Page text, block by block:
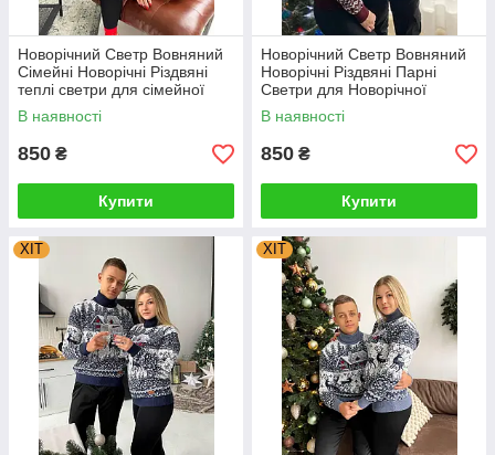
Новорічний Светр Вовняний
Сімейні Новорічні Різдвяні
теплі светри для сімейної
фотосесії Туреччина
В наявності
850 ₴
Купити
Новорічний Светр Вовняний
Новорічні Різдвяні Парні
Светри для Новорічної
сімейної фотосесії
В наявності
850 ₴
Купити
ХІТ ХІТ